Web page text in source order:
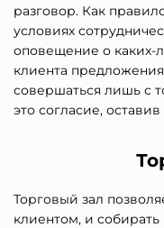
разговор. Как
условиях
оповещение о каких-
клиента
совершаться лишь с
это согласие,
Торговый зал
клиентом, и